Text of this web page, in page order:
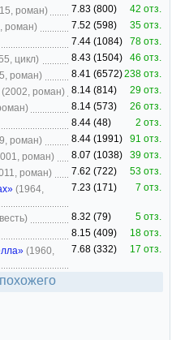
роман) 7.83 (800)
42 отз.
роман) 7.52 (598)
35 отз.
7.44 (1084)
78 отз.
цикл) 8.43 (1504)
46 отз.
роман) 8.41 (6572)238 отз.
(2002, роман) 8.14 (814)
29 отз.
8.14 (573)
26 отз.
8.44 (48)
2 отз.
роман) 8.44 (1991)
91 отз.
роман) 8.07 (1038)
39 отз.
роман) 7.62 (722)
53 отз.
(1964,
7.23 (171) 7 отз.
8.32 (79)
5 отз.
8.15 (409)
18 отз.
(1960,
7.68 (332) 17 отз.